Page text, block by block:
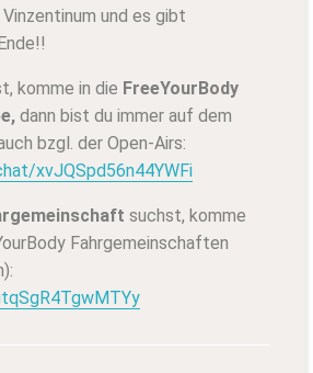
und es gibt
komme in die FreeYourBody
dann bist du immer auf dem
bzgl. der Open-Airs:
xvJQSpd56n44YWFi
suchst, komme
Fahrgemeinschaften